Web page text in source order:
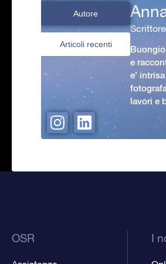
Autore
Articoli recenti
e
e'
lavori e
OSR I